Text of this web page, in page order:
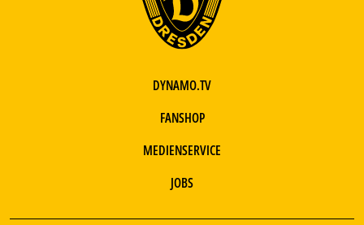
DYNAMO.TV
FANSHOP
MEDIENSERVICE
JOBS